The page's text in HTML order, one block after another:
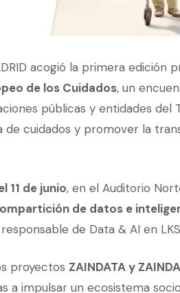
acogió la primera edición
de los Cuidados, un
públicas y entidades del
de cuidados y promover la
11 de junio, en el Auditorio
de datos e
de Data & AI en
proyectos ZAINDATA y
a impulsar un ecosistema